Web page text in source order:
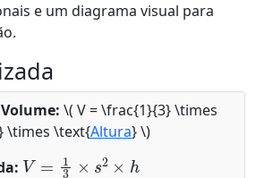
e um diagrama visual para
\( V = \frac{1}{3} \times
\times \text{Altura} \)
V= × h